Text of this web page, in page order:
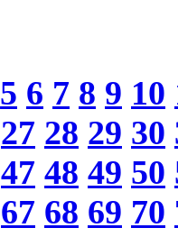
5 6 7 8 9 10
27 28 29 30
47 48 49 50
67 68 69 70